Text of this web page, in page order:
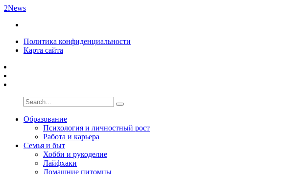
2News
Политика конфиденциальности
Карта сайта
Образование
Психология и личностный рост
Работа и карьера
Семья и быт
Хобби и рукоделие
Лайфхаки
Домашние питомцы